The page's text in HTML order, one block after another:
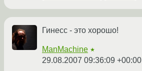
Гинесс - это хорошо!
ManMachine ★
29.08.2007 09:36:09 +00:00